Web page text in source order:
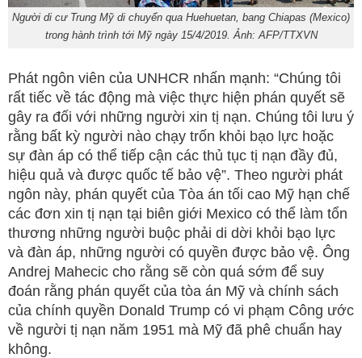
Người di cư Trung Mỹ di chuyển qua Huehuetan, bang Chiapas (Mexico)
trong hành trình tới Mỹ ngày 15/4/2019. Ảnh: AFP/TTXVN
Phát ngôn viên của UNHCR nhấn mạnh: “Chúng tôi
rất tiếc về tác động mà việc thực hiện phán quyết sẽ
gây ra đối với những người xin tị nạn. Chúng tôi lưu ý
rằng bất kỳ người nào chạy trốn khỏi bạo lực hoặc
sự đàn áp có thể tiếp cận các thủ tục tị nạn đầy đủ,
hiệu quả và được quốc tế bảo vệ”. Theo người phát
ngôn này, phán quyết của Tòa án tối cao Mỹ hạn chế
các đơn xin tị nạn tại biên giới Mexico có thể làm tổn
thương những người buộc phải di dời khỏi bạo lực
và đàn áp, những người có quyền được bảo vệ. Ông
Andrej Mahecic cho rằng sẽ còn quá sớm để suy
đoán rằng phán quyết của tòa án Mỹ và chính sách
của chính quyền Donald Trump có vi phạm Công ước
về người tị nạn năm 1951 mà Mỹ đã phê chuẩn hay
không.